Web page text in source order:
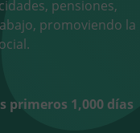
pensiones,
promoviendo la
primeros 1,000 días